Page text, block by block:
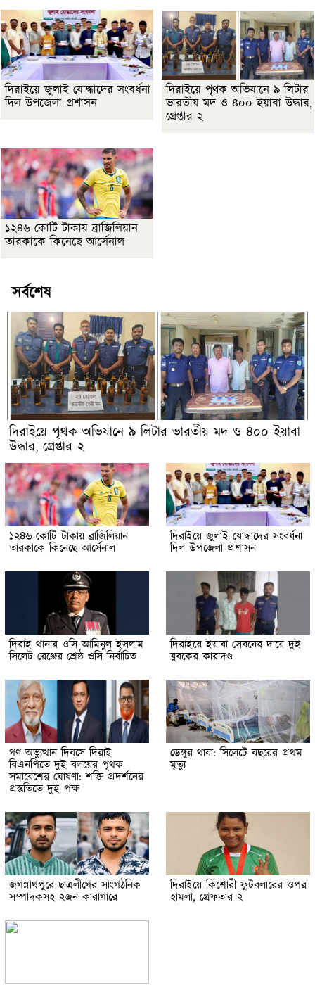
দিরাইয়ে জুলাই যোদ্ধাদের সংবর্ধনা
দিল উপজেলা প্রশাসন
দিরাইয়ে পৃথক অভিযানে ৯ লিটার
ভারতীয় মদ ও ৪০০ ইয়াবা উদ্ধার,
গ্রেপ্তার ২
১২৪৬ কোটি টাকায় ব্রাজিলিয়ান
তারকাকে কিনেছে আর্সেনাল
সর্বশেষ
দিরাইয়ে পৃথক অভিযানে ৯ লিটার ভারতীয় মদ ও ৪০০ ইয়াবা
উদ্ধার, গ্রেপ্তার ২
১২৪৬ কোটি টাকায় ব্রাজিলিয়ান
তারকাকে কিনেছে আর্সেনাল
দিরাইয়ে জুলাই যোদ্ধাদের সংবর্ধনা
দিল উপজেলা প্রশাসন
দিরাই থানার ওসি আমিনুল ইসলাম
সিলেট রেঞ্জের শ্রেষ্ঠ ওসি নির্বাচিত
দিরাইয়ে ইয়াবা সেবনের দায়ে দুই
যুবকের কারাদণ্ড
গণ অভ্যুত্থান দিবসে দিরাই
বিএনপিতে দুই বলয়ের পৃথক
সমাবেশের ঘোষণা: শক্তি প্রদর্শনের
প্রস্তুতিতে দুই পক্ষ
ডেঙ্গুর থাবা: সিলেটে বছরের প্রথম
মৃত্যু
জগন্নাথপুরে ছাত্রলীগের সাংগঠনিক
সম্পাদকসহ ২জন কারাগারে
দিরাইয়ে কিশোরী ফুটবলারের ওপর
হামলা, গ্রেফতার ২